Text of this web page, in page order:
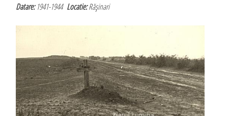
Datare:1941-1944Locatie:Răşinari